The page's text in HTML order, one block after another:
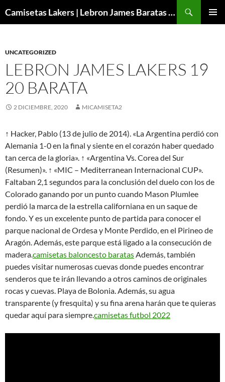
Camisetas Lakers | Lebron James Baratas 2024 – Micamisetanba
UNCATEGORIZED
LEBRON JAMES LAKERS 19
20 BARATA
2 DICIEMBRE, 2020 MICAMISETA2
↑ Hacker, Pablo (13 de julio de 2014). «La Argentina perdió con
Alemania 1-0 en la final y siente en el corazón haber quedado
tan cerca de la gloria». ↑ «Argentina Vs. Corea del Sur
(Resumen)». ↑ «MIC – Mediterranean Internacional CUP».
Faltaban 2,1 segundos para la conclusión del duelo con los de
Colorado ganando por un punto cuando Mason Plumlee
perdió la marca de la estrella californiana en un saque de
fondo. Y es un excelente punto de partida para conocer el
parque nacional de Ordesa y Monte Perdido, en el Pirineo de
Aragón. Además, este parque está ligado a la consecución de
madera.camisetas baloncesto baratasAdemás, también
puedes visitar numerosas cuevas donde puedes encontrar
senderos que te irán llevando a otros caminos de originales
rocas y cuevas. Playa de Bolonia. Además, su agua
transparente (y fresquita) y su fina arena harán que te quieras
quedar aquí para siempre.camisetas futbol 2022